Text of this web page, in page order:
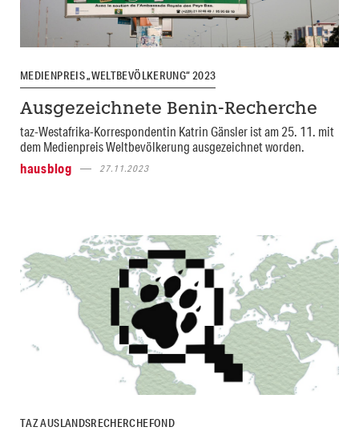
MEDIENPREIS „WELTBEVÖLKERUNG“ 2023
Ausgezeichnete Benin-Recherche
taz-Westafrika-Korrespondentin Katrin Gänsler ist am 25. 11. mit
dem Medienpreis Weltbevölkerung ausgezeichnet worden.
hausblog
27.11.2023
TAZ AUSLANDSRECHERCHEFOND